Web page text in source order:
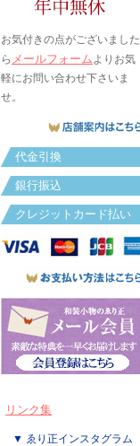
お気付きの点がございました
ら メールフォームよりお気
軽にお問い合わせ下さいま
せ。
代金引換
銀行振込
クレジットカード払い
リンク集
▼ ゑり正インスタグラム